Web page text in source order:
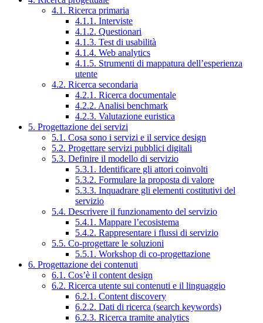
4.1. Ricerca primaria
4.1.1. Interviste
4.1.2. Questionari
4.1.3. Test di usabilità
4.1.4. Web analytics
4.1.5. Strumenti di mappatura dell’esperienza
utente
4.2. Ricerca secondaria
4.2.1. Ricerca documentale
4.2.2. Analisi benchmark
4.2.3. Valutazione euristica
5. Progettazione dei servizi
5.1. Cosa sono i servizi e il service design
5.2. Progettare servizi pubblici digitali
5.3. Definire il modello di servizio
5.3.1. Identificare gli attori coinvolti
5.3.2. Formulare la proposta di valore
5.3.3. Inquadrare gli elementi costitutivi del
servizio
5.4. Descrivere il funzionamento del servizio
5.4.1. Mappare l’ecosistema
5.4.2. Rappresentare i flussi di servizio
5.5. Co-progettare le soluzioni
5.5.1. Workshop di co-progettazione
6. Progettazione dei contenuti
6.1. Cos’è il content design
6.2. Ricerca utente sui contenuti e il linguaggio
6.2.1. Content discovery
6.2.2. Dati di ricerca (search keywords)
6.2.3. Ricerca tramite analytics